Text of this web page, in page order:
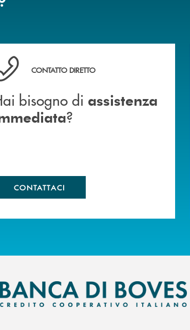
bisogno di assistenza immediata ?
CONTATTO DIRETTO
bisogno di assistenza
?
CONTATTACI